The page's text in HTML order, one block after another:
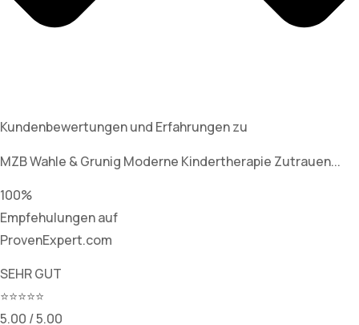
Kundenbewertungen und Erfahrungen zu
MZB Wahle & Grunig Moderne Kindertherapie Zutrauen...
100%
Empfehulungen auf
ProvenExpert.com
SEHR GUT
⭐⭐⭐⭐⭐
5.00 / 5.00